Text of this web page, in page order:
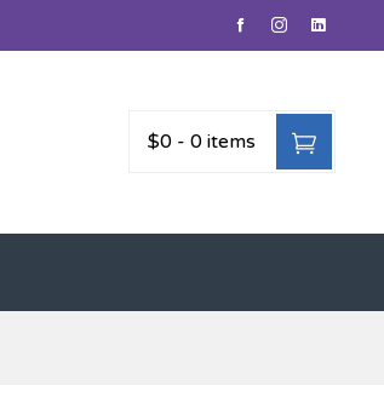
$0 - 0 items